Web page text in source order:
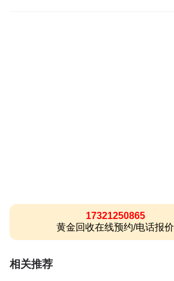
17321250865
黄金回收在线预约/电话报价
相关推荐